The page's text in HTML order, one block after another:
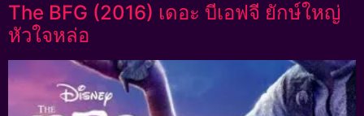
The BFG (2016) เดอะ บีเอฟจี ยักษ์ใหญ่
หัวใจหล่อ